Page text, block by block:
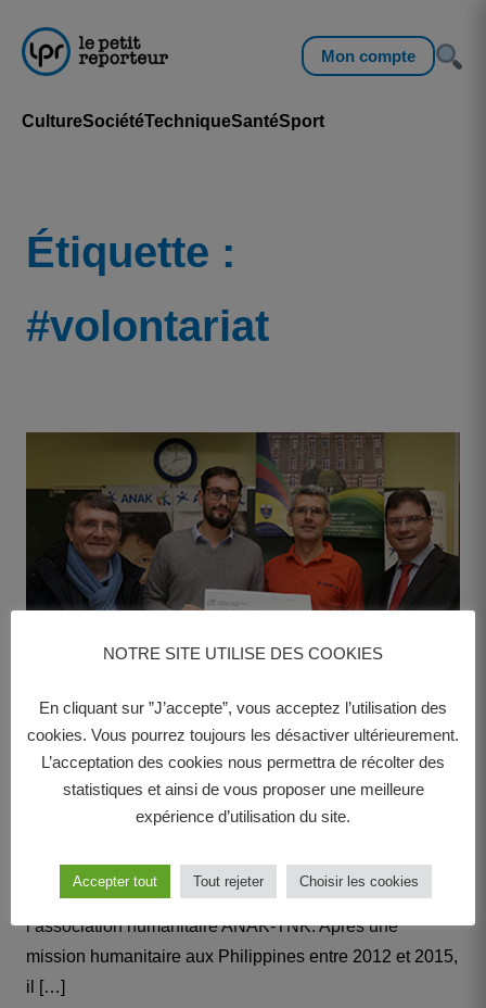
Mon compte
CultureSociétéTechniqueSantéSport
Étiquette :
#volontariat
Une mission humanitaire qui
Charles Antoine Maurice est bénévole au sein de
l’association humanitaire ANAK-TNK. Après une
mission humanitaire aux Philippines entre 2012 et 2015,
il […]
NOTRE SITE UTILISE DES COOKIES
En cliquant sur ”J’accepte”, vous acceptez l’utilisation des
cookies. Vous pourrez toujours les désactiver ultérieurement.
L’acceptation des cookies nous permettra de récolter des
statistiques et ainsi de vous proposer une meilleure
expérience d’utilisation du site.
Accepter tout Tout rejeter Choisir les cookies